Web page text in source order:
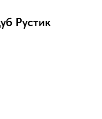
Рустик